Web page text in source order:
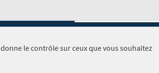
SITE DE
le contrôle sur ceux que vous souhaitez